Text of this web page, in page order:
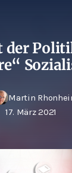
der
Martin
17. März 2021